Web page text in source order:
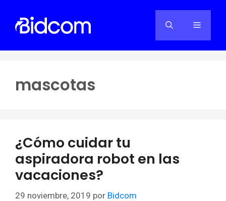
contenido
Menú
mascotas
¿Cómo cuidar tu
aspiradora robot en las
vacaciones?
29 noviembre, 2019 por Bidcom